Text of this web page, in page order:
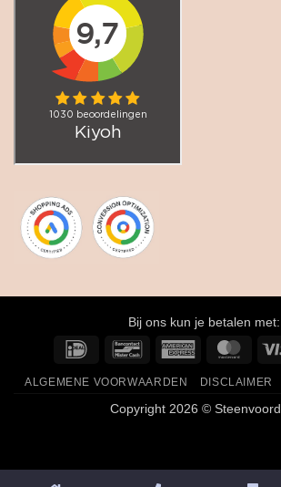
Bij ons kun je betalen met:
IDeal
BancontactAmerican
ALGEMENE VOORWAARDEN DISCLAIMER
Copyright 2026 ©